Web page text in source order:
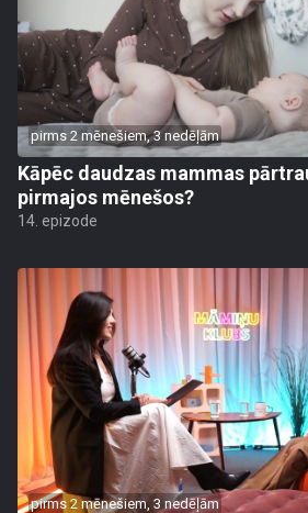
pirms 2 mēnešiem, 3 nedēļām
Kāpēc daudzas mammas
pirmajos mēnešos?
14. epizode
pirms 2 mēnešiem, 3 nedēļām